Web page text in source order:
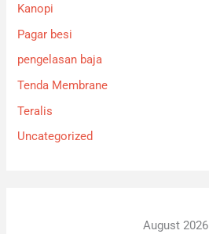
Kanopi
Pagar besi
pengelasan baja
Tenda Membrane
Teralis
Uncategorized
August 2026